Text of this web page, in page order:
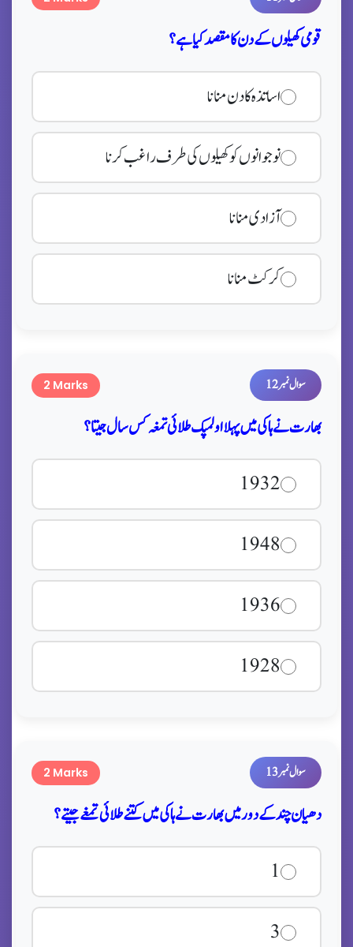
قومی کھیلوں کے دن کا مقصد کیا ہے؟
اساتذہ کا دن منانا
نوجوانوں کو کھیلوں کی طرف راغب کرنا
آزادی منانا
کرکٹ منانا
2 Marks سوال نمبر 12
بھارت نے ہاکی میں پہلا اولمپک طلائی تمغہ کس سال جیتا؟
1932
1948
1936
1928
2 Marks سوال نمبر 13
دھیان چند کے دور میں بھارت نے ہاکی میں کتنے طلائی تمغے جیتے؟
1
3